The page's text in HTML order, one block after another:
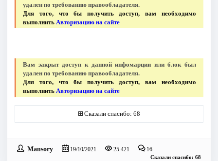
удален по требованию правообладателя.
Для того, что бы получить доступ, вам необходимо
выполнить Авторизацию на сайте
Вам закрыт доступ к данной инфомарции или блок был
удален по требованию правообладателя.
Для того, что бы получить доступ, вам необходимо
выполнитьАвторизацию на сайте
Сказали спасибо: 68
Mansory 19/10/2021 25 421 16
Сказали спасибо: 68